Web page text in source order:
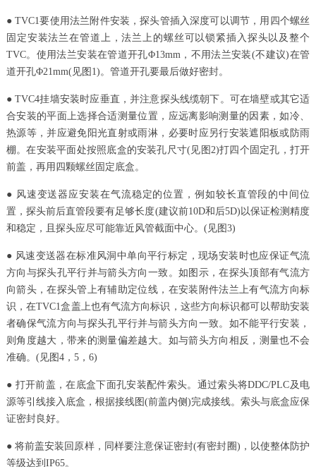
● TVC1要使用法兰附件安装，探头管插入深度可以调节，用四个螺丝
固定安装法兰在管道上，法兰上的螺丝可以锁紧插入探头以及整个
TVC。使用法兰安装在管道开孔Φ13mm，不用法兰安装(不建议)在管
道开孔Φ21mm(见图1)。管道开孔要最后做好密封。
● TVC4挂墙安装时应垂直，并注意探头线缆朝下。可在墙壁或其它适
合安装的平面上选择合适测量位置，应远离影响测量的因素，如冷、
热源等，并应避免阳光直射或雨淋，必要时应另行安装遮阳板或防雨
棚。在安装平面处按照底盒的安装孔尺寸(见图2)打四个固定孔，打开
前盖，再用四颗螺丝固定底盒。
● 风速变送器应安装在气流稳定的位置，例如较长直管段的中间位
置，探头前后直管段要有足够长度(建议前10D和后5D)以保证检测精度
和稳定，且探头应尽可能靠近风管截面中心。(见图3)
● 风速变送器在标准风洞中单向平行标定，现场安装时也应保证气流
方向与探头孔平行并与箭头方向一致。如图示，在探头顶部有气流方
向箭头，在探头管上有辅助定位线，在安装附件法兰上有气流方向标
识，在TVC1盒盖上也有气流方向标识，这些方向标识都可以帮助安装
者确保气流方向与探头孔平行并与箭头方向一致。如不能平行安装，
则角度越大，带来的测量偏差越大。如与箭头方向相反，测量也不会
准确。(见图4，5，6)
● 打开前盖，在底盒下面孔安装配件索头。通过索头将DDC/PLC及电
源等引线接入底盒，根据接线图(前盖内侧)完成接线。索头与底盒应保
证密封良好。
● 将前盖安装回原样，同样要注意保证密封(有密封圈)，以使整体防护
等级达到IP65。